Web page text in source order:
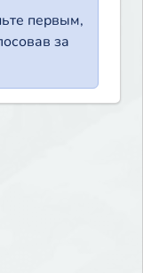
первым,
за